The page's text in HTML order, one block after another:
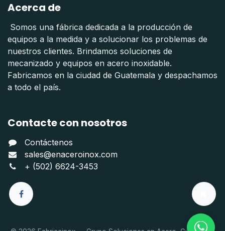
Acerca de
Somos una fábrica dedicada a la producción de
equipos a la medida y a solucionar los problemas de
nuestros clientes. Brindamos soluciones de
mecanizado y equipos en acero inoxidable.
Fabricamos en la ciudad de Guatemala y despachamos
a todo el país.
Contacte con nosotros
Contáctenos
sales@enaceroinox.com
+ (502) 6624-3453